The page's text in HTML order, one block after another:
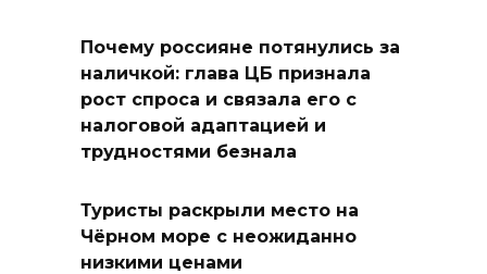
Почему россияне потянулись за
наличкой: глава ЦБ признала
рост спроса и связала его с
налоговой адаптацией и
трудностями безнала
Туристы раскрыли место на
Чёрном море с неожиданно
низкими ценами